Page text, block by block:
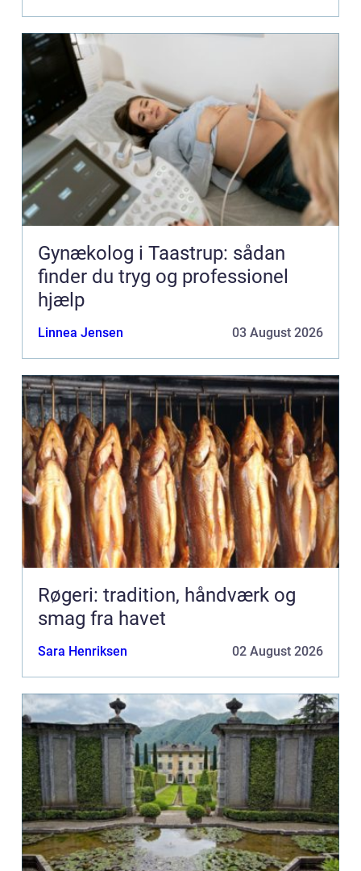
Gynækolog i Taastrup: sådan
finder du tryg og professionel
hjælp
Linnea Jensen 03 August 2026
Røgeri: tradition, håndværk og
smag fra havet
Sara Henriksen 02 August 2026